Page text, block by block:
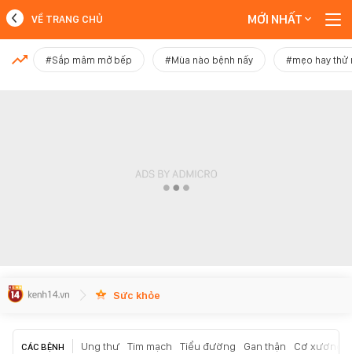
MỚI NHẤT
VỀ TRANG CHỦ MỚI NHẤT
#Sắp mâm mở bếp #Mùa nào bệnh nấy #mẹo hay thử
Sức khỏe
CÁC BỆNH Ung thư Tim mạch Tiểu đường Gan thận Cơ xương